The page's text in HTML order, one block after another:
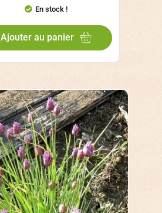
En stock !
Ajouter au panier